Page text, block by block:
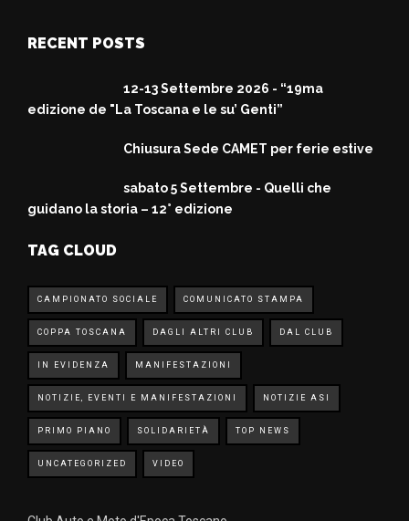
RECENT POSTS
12-13 Settembre 2026 - “19ma
edizione de "La Toscana e le su’ Genti”
Chiusura Sede CAMET per ferie estive
sabato 5 Settembre - Quelli che
guidano la storia – 12° edizione
TAG CLOUD
CAMPIONATO SOCIALE COMUNICATO STAMPA
COPPA TOSCANA DAGLI ALTRI CLUB DAL CLUB
IN EVIDENZA MANIFESTAZIONI
NOTIZIE, EVENTI E MANIFESTAZIONI NOTIZIE ASI
PRIMO PIANO SOLIDARIETÀ TOP NEWS
UNCATEGORIZED VIDEO